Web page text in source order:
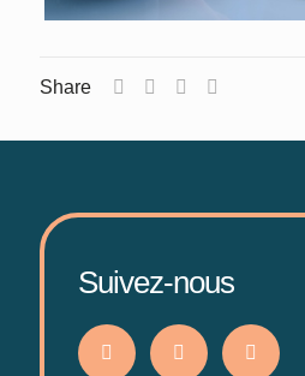
Share
Suivez-nous